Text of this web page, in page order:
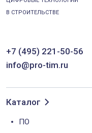
В СТРОИТЕЛЬСТВЕ
+7 (495) 221-50-56
info@pro-tim.ru
Каталог
ПО